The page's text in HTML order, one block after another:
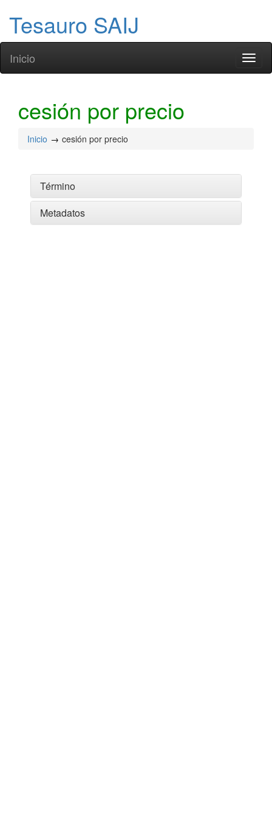
Tesauro SAIJ
Inicio
cesión por precio
Inicio cesión por precio
Término
Metadatos